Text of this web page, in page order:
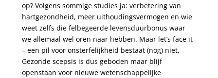
op? Volgens sommige studies ja: verbetering van
hartgezondheid, meer uithoudingsvermogen en wie
weet zelfs die felbegeerde levensduurbonus waar
we allemaal wel oren naar hebben. Maar let’s face it
– een pil voor onsterfelijkheid bestaat (nog) niet.
Gezonde scepsis is dus geboden maar blijf
openstaan voor nieuwe wetenschappelijke